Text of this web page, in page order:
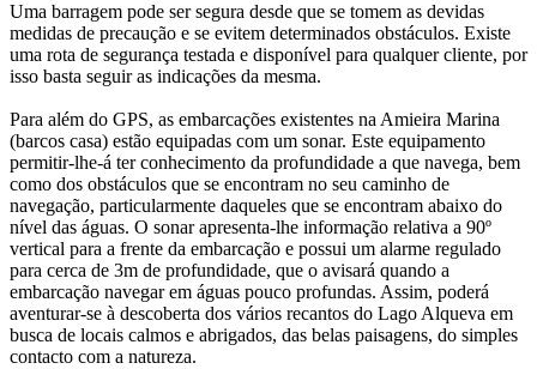
Uma barragem pode ser segura desde que se tomem as devidas
medidas de precaução e se evitem determinados obstáculos. Existe
uma rota de segurança testada e disponível para qualquer cliente, por
isso basta seguir as indicações da mesma.
Para além do GPS, as embarcações existentes na Amieira Marina
(barcos casa) estão equipadas com um sonar. Este equipamento
permitir-lhe-á ter conhecimento da profundidade a que navega, bem
como dos obstáculos que se encontram no seu caminho de
navegação, particularmente daqueles que se encontram abaixo do
nível das águas. O sonar apresenta-lhe informação relativa a 90º
vertical para a frente da embarcação e possui um alarme regulado
para cerca de 3m de profundidade, que o avisará quando a
embarcação navegar em águas pouco profundas. Assim, poderá
aventurar-se à descoberta dos vários recantos do Lago Alqueva em
busca de locais calmos e abrigados, das belas paisagens, do simples
contacto com a natureza.